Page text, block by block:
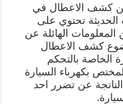
عن كشف الاعطال في
الحديثة تحتوي على
المعلومات الهائلة عن
كشف الاعطال
الخاصة بالتحكم
بكهرباء السيارة
عن تضرر احد